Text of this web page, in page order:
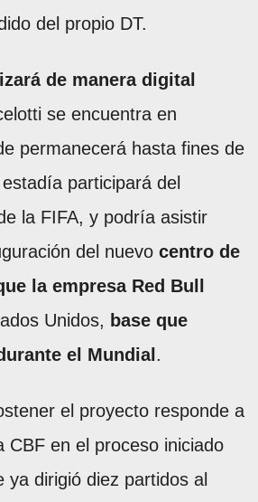
del propio DT.
de manera digital
se encuentra en
permanecerá hasta fines de
participará del
la FIFA, y podría asistir
del nuevo centro de
la empresa Red Bull
Unidos, base que
el Mundial .
el proyecto responde a
CBF en el proceso iniciado
ya dirigió diez partidos al